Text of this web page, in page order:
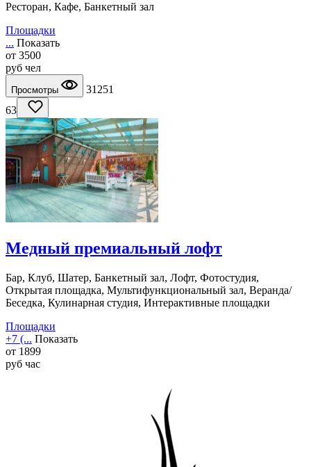
Ресторан, Кафе, Банкетный зал
Площадки
... Показать
от 3500
руб чел
Просмотры
31251
63
Медный премиальный лофт
Бар, Клуб, Шатер, Банкетный зал, Лофт, Фотостудия,
Открытая площадка, Мультифункциональный зал, Веранда/
Беседка, Кулинарная студия, Интерактивные площадки
Площадки
+7 (... Показать
от 1899
руб час